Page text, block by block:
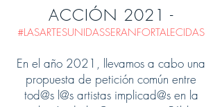
ACCIÓN 2021 -
#LASARTESUNIDASSERANFORTALECIDAS
En el año 2021, llevamos a cabo una
propuesta de petición común entre
tod@s l@s artistas implicad@s en la